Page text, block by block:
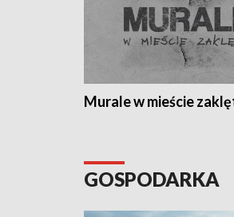
Murale w mieście
GOSPODARKA